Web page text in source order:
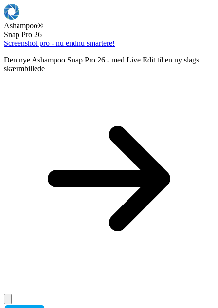
Ashampoo®
Snap Pro 26
Screenshot pro - nu endnu smartere!
Den nye Ashampoo Snap Pro 26 - med Live Edit til en ny slags
skærmbillede